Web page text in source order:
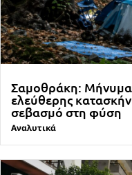
Σαμοθράκη: Μήνυμα
ελεύθερης
σεβασμό στη φύση
Αναλυτικά